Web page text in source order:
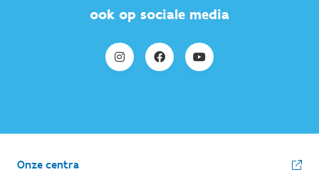
ook op sociale media
Onze centra